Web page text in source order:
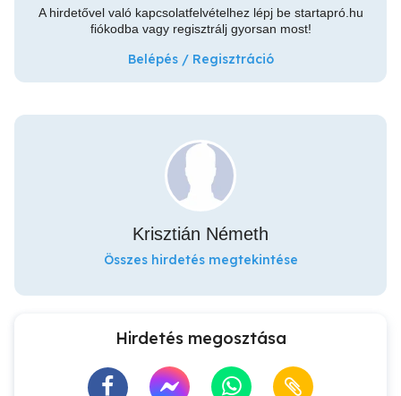
A hirdetővel való kapcsolatfelvételhez lépj be startapró.hu
fiókodba vagy regisztrálj gyorsan most!
Belépés / Regisztráció
Krisztián Németh
Összes hirdetés megtekintése
Hirdetés megosztása